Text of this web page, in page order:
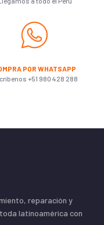
POR WHATSAPP
+51 980 428 288
reparación y
latinoamérica con